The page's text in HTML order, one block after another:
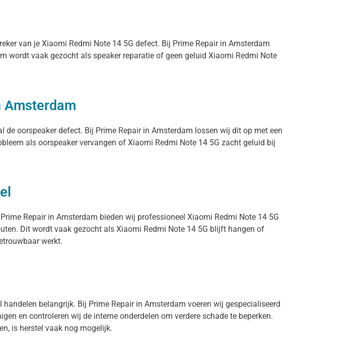
van je Xiaomi Redmi Note 14 5G defect. Bij Prime Repair in Amsterdam
wordt vaak gezocht als speaker reparatie of geen geluid Xiaomi Redmi Note
Amsterdam
oorspeaker defect. Bij Prime Repair in Amsterdam lossen wij dit op met een
als oorspeaker vervangen of Xiaomi Redmi Note 14 5G zacht geluid bij
Repair in Amsterdam bieden wij professioneel Xiaomi Redmi Note 14 5G
Dit wordt vaak gezocht als Xiaomi Redmi Note 14 5G blijft hangen of
werkt.
belangrijk. Bij Prime Repair in Amsterdam voeren wij gespecialiseerd
en controleren wij de interne onderdelen om verdere schade te beperken.
is herstel vaak nog mogelijk.